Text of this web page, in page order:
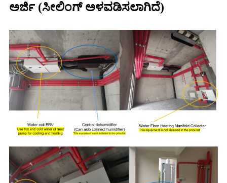
ಅರ್ಜಿ (ಸೀಲಿಂಗ್ ಅಳವಡಿಸಲಾಗಿದೆ)